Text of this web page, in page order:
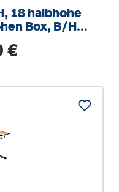
18 halbhohe
Box, B/H/T
€